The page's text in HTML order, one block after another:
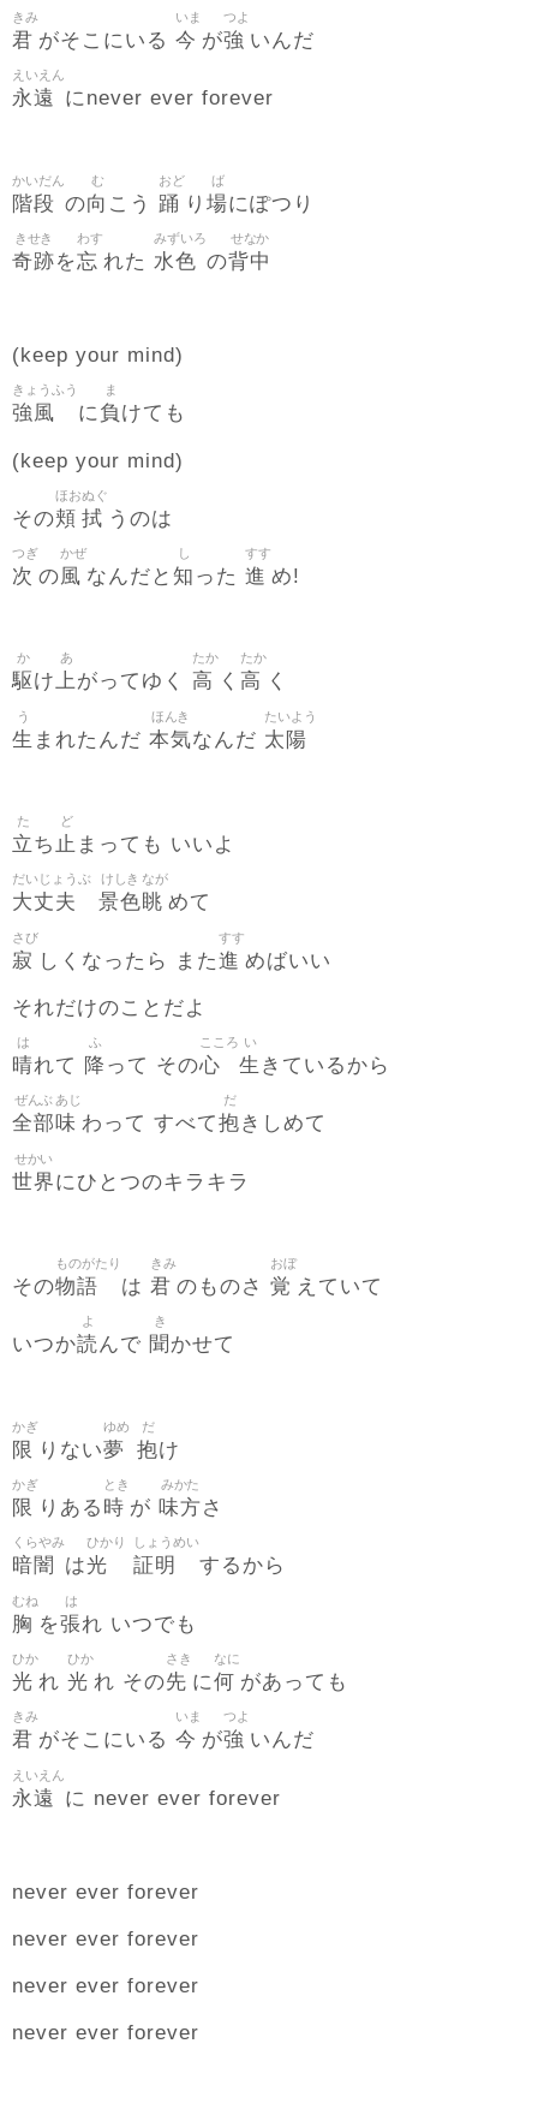
君
きみ
がそこにいる 今
いま
が強
つよ
いんだ
永遠
えいえん
にnever ever forever
階段
かいだん
の向
む
こう 踊
おど
り 場
ば
にぽつり
奇跡
きせき
を忘
わす
れた 水色
みずいろ
の背中
せなか
(keep your mind)
強風
きょうふう
に負
ま
けても
(keep your mind)
その頬
ほお
拭
ぬぐ
うのは
次
つぎ
の風
かぜ
なんだと 知
し
った 進
すす
め!
駆
か
け上
あ
がってゆく 高
たか
く 高
たか
く
生
う
まれたんだ 本気
ほんき
なんだ 太陽
たいよう
立
た
ち止
ど
まっても いいよ
大丈夫
だいじょうぶ
景色
けしき
眺
なが
めて
寂
さび
しくなったら また進
すす
めばいい
それだけのことだよ
晴
は
れて 降
ふ
って その心
こころ
生
い
きているから
全部
ぜんぶ
味
あじ
わって すべて抱
だ
きしめて
世界
せかい
にひとつのキラキラ
その物語
ものがたり
は 君
きみ
のものさ 覚
おぼ
えていて
いつか読
よ
んで 聞
き
かせて
限
かぎ
りない夢
ゆめ
抱
だ
け
限
かぎ
りある 時
とき
が 味方
みかた
さ
暗闇
くらやみ
は光
ひかり
証明
しょうめい
するから
胸
むね
を張
は
れ いつでも
光
ひか
れ 光
ひか
れ その先
さき
に何
なに
があっても
君
きみ
がそこにいる 今
いま
が強
つよ
いんだ
永遠
えいえん
に never ever forever
never ever forever
never ever forever
never ever forever
never ever forever